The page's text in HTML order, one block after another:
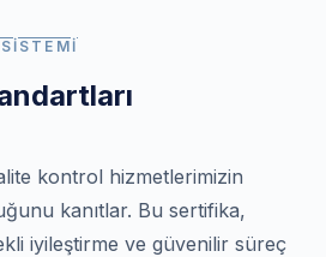
kontrol hizmetlerimizin
kanıtlar. Bu sertifika,
iyileştirme ve güvenilir süreç